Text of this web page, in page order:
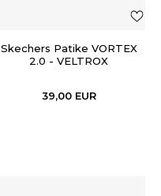
Skechers Patike VORTEX
2.0 - VELTROX
39,00 EUR